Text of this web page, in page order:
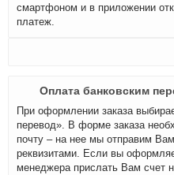
смартфоном и в приложении
платеж.
Оплата банковским
При оформлении заказа
перевод». В форме заказа
почту – на нее мы отправим
реквизитами. Если вы
менеджера прислать Вам счет